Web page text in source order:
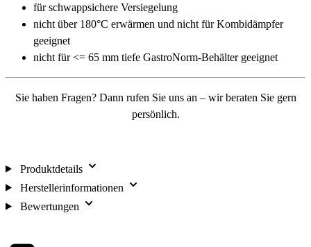
für schwappsichere Versiegelung
nicht über 180°C erwärmen und nicht für Kombidämpfer
geeignet
nicht für <= 65 mm tiefe GastroNorm-Behälter geeignet
Sie haben Fragen? Dann rufen Sie uns an – wir beraten Sie gern
persönlich.
Produktdetails
Herstellerinformationen
Bewertungen